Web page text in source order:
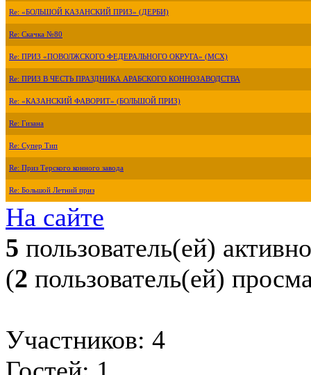
Re: «БОЛЬШОЙ КАЗАНСКИЙ ПРИЗ» (ДЕРБИ)
Re: Скачка №80
Re: ПРИЗ «ПОВОЛЖСКОГО ФЕДЕРАЛЬНОГО ОКРУГА» (МСХ)
Re: ПРИЗ В ЧЕСТЬ ПРАЗДНИКА АРАБСКОГО КОННОЗАВОДСТВА
Re: «КАЗАНСКИЙ ФАВОРИТ» (БОЛЬШОЙ ПРИЗ)
Re: Гизана
Re: Супер Тип
Re: Приз Терского конного завода
Re: Большой Летний приз
На сайте
5 пользователь(ей) активно
(2 пользователь(ей)
Участников: 4